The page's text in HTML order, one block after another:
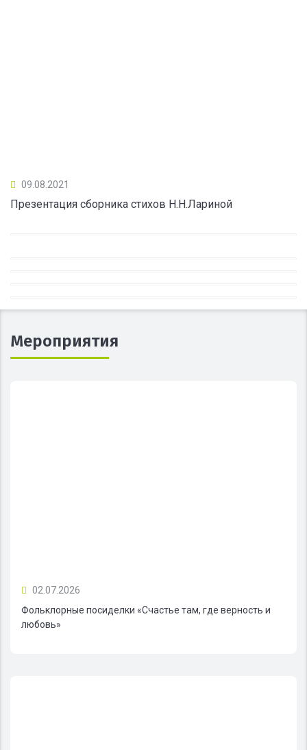
09.08.2021
Презентация сборника стихов Н.Н.Лариной
Мероприятия
02.07.2026
Фольклорные посиделки «Счастье там, где верность и
любовь»